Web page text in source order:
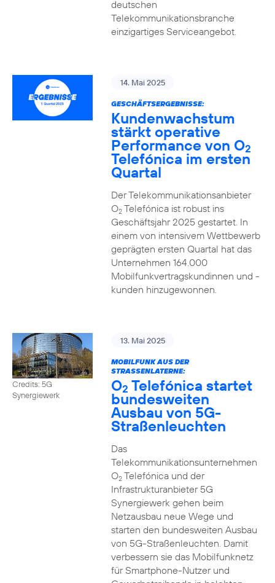
deutschen
Telekommunikationsbranche
einzigartiges Serviceangebot.
14. Mai 2025
GESCHÄFTSERGEBNISSE:
Kundenwachstum
stärkt operative
Performance von O2
Telefónica im ersten
Quartal
Der Telekommunikationsanbieter
O2Telefónica ist robust ins
Geschäftsjahr 2025 gestartet. In
einem von intensivem Wettbewerb
geprägten ersten Quartal hat das
Unternehmen 164.000
Mobilfunkvertragskundinnen und -
kunden hinzugewonnen.
Credits: 5G
Synergiewerk
13. Mai 2025
MOBILFUNK AUS DER
STRASSENLATERNE:
O2 Telefónica startet
bundesweiten
Ausbau von 5G-
Straßenleuchten
Das
Telekommunikationsunternehmen
O2Telefónica und der
Infrastrukturanbieter 5G
Synergiewerk gehen beim
Netzausbau neue Wege und
starten den bundesweiten Ausbau
von 5G-Straßenleuchten. Damit
verbessern sie das Mobilfunknetz
für Smartphone-Nutzer und